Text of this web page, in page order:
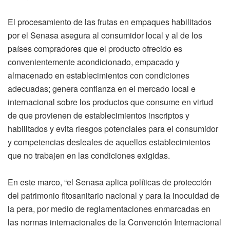
El procesamiento de las frutas en empaques habilitados
por el Senasa asegura al consumidor local y al de los
países compradores que el producto ofrecido es
convenientemente acondicionado, empacado y
almacenado en establecimientos con condiciones
adecuadas; genera confianza en el mercado local e
internacional sobre los productos que consume en virtud
de que provienen de establecimientos inscriptos y
habilitados y evita riesgos potenciales para el consumidor
y competencias desleales de aquellos establecimientos
que no trabajen en las condiciones exigidas.
En este marco, “el Senasa aplica políticas de protección
del patrimonio fitosanitario nacional y para la inocuidad de
la pera, por medio de reglamentaciones enmarcadas en
las normas internacionales de la Convención Internacional